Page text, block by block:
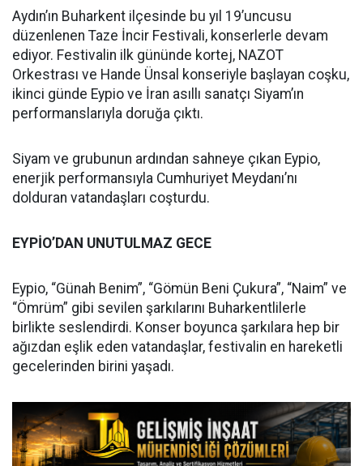
Aydın’ın Buharkent ilçesinde bu yıl 19’uncusu
düzenlenen Taze İncir Festivali, konserlerle devam
ediyor. Festivalin ilk gününde kortej, NAZOT
Orkestrası ve Hande Ünsal konseriyle başlayan coşku,
ikinci günde Eypio ve İran asıllı sanatçı Siyam’ın
performanslarıyla doruğa çıktı.
Siyam ve grubunun ardından sahneye çıkan Eypio,
enerjik performansıyla Cumhuriyet Meydanı’nı
dolduran vatandaşları coşturdu.
EYPİO’DAN UNUTULMAZ GECE
Eypio, “Günah Benim”, “Gömün Beni Çukura”, “Naim” ve
“Ömrüm” gibi sevilen şarkılarını Buharkentlilerle
birlikte seslendirdi. Konser boyunca şarkılara hep bir
ağızdan eşlik eden vatandaşlar, festivalin en hareketli
gecelerinden birini yaşadı.